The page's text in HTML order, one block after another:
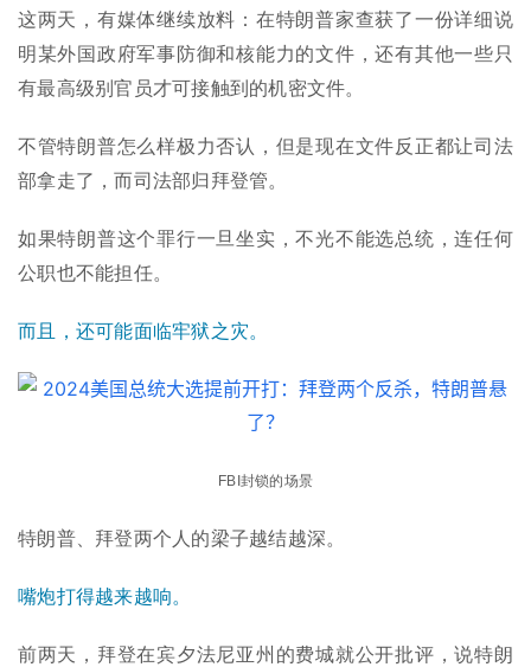
这两天，有媒体继续放料：在特朗普家查获了一份详细说
明某外国政府军事防御和核能力的文件，还有其他一些只
有最高级别官员才可接触到的机密文件。
不管特朗普怎么样极力否认，但是现在文件反正都让司法
部拿走了，而司法部归拜登管。
如果特朗普这个罪行一旦坐实，不光不能选总统，连任何
公职也不能担任。
而且，还可能面临牢狱之灾。
FBI封锁的场景
特朗普、拜登两个人的梁子越结越深。
嘴炮打得越来越响。
前两天，拜登在宾夕法尼亚州的费城就公开批评，说特朗